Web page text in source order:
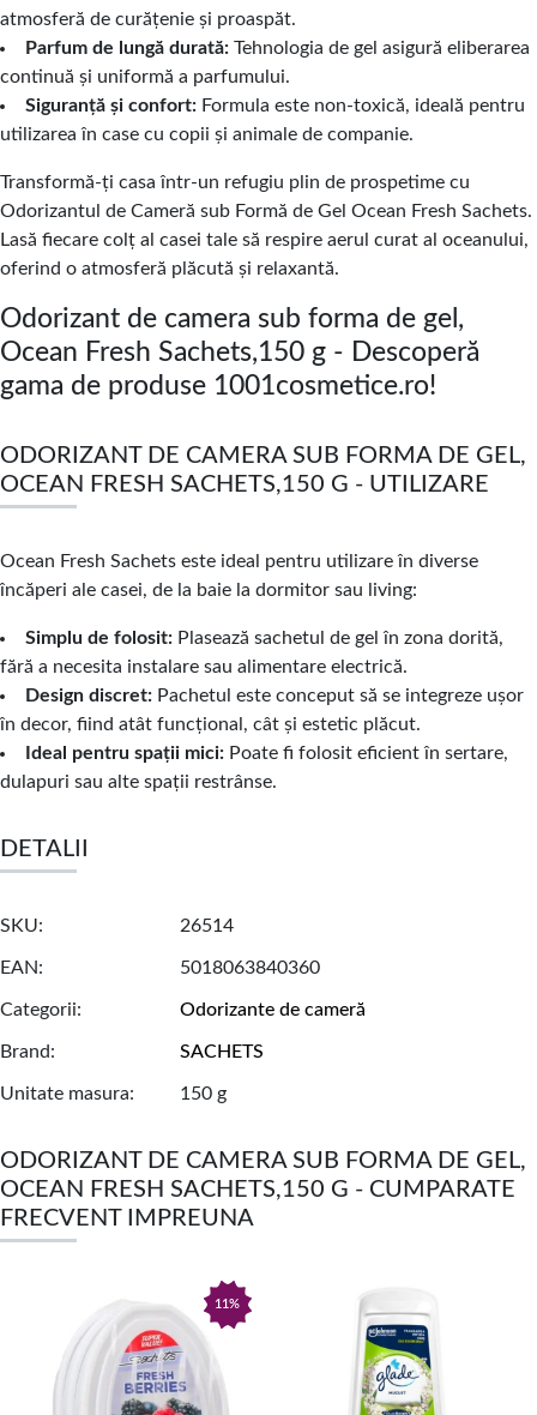
atmosferă de curățenie și proaspăt.
Parfum de lungă durată: Tehnologia de gel asigură eliberarea
continuă și uniformă a parfumului.
Siguranță și confort: Formula este non-toxică, ideală pentru
utilizarea în case cu copii și animale de companie.
Transformă-ți casa într-un refugiu plin de prospetime cu
Odorizantul de Cameră sub Formă de Gel Ocean Fresh Sachets.
Lasă fiecare colț al casei tale să respire aerul curat al oceanului,
oferind o atmosferă plăcută și relaxantă.
Odorizant de camera sub forma de gel,
Ocean Fresh Sachets,150 g - Descoperă
gama de produse 1001cosmetice.ro!
ODORIZANT DE CAMERA SUB FORMA DE GEL,
OCEAN FRESH SACHETS,150 G - UTILIZARE
Ocean Fresh Sachets este ideal pentru utilizare în diverse
încăperi ale casei, de la baie la dormitor sau living:
Simplu de folosit: Plasează sachetul de gel în zona dorită,
fără a necesita instalare sau alimentare electrică.
Design discret: Pachetul este conceput să se integreze ușor
în decor, fiind atât funcțional, cât și estetic plăcut.
Ideal pentru spații mici: Poate fi folosit eficient în sertare,
dulapuri sau alte spații restrânse.
DETALII
SKU 26514
EAN 5018063840360
Categorii Odorizante de cameră
Brand SACHETS
Unitate masura 150 g
ODORIZANT DE CAMERA SUB FORMA DE GEL,
OCEAN FRESH SACHETS,150 G - CUMPARATE
FRECVENT IMPREUNA
11%